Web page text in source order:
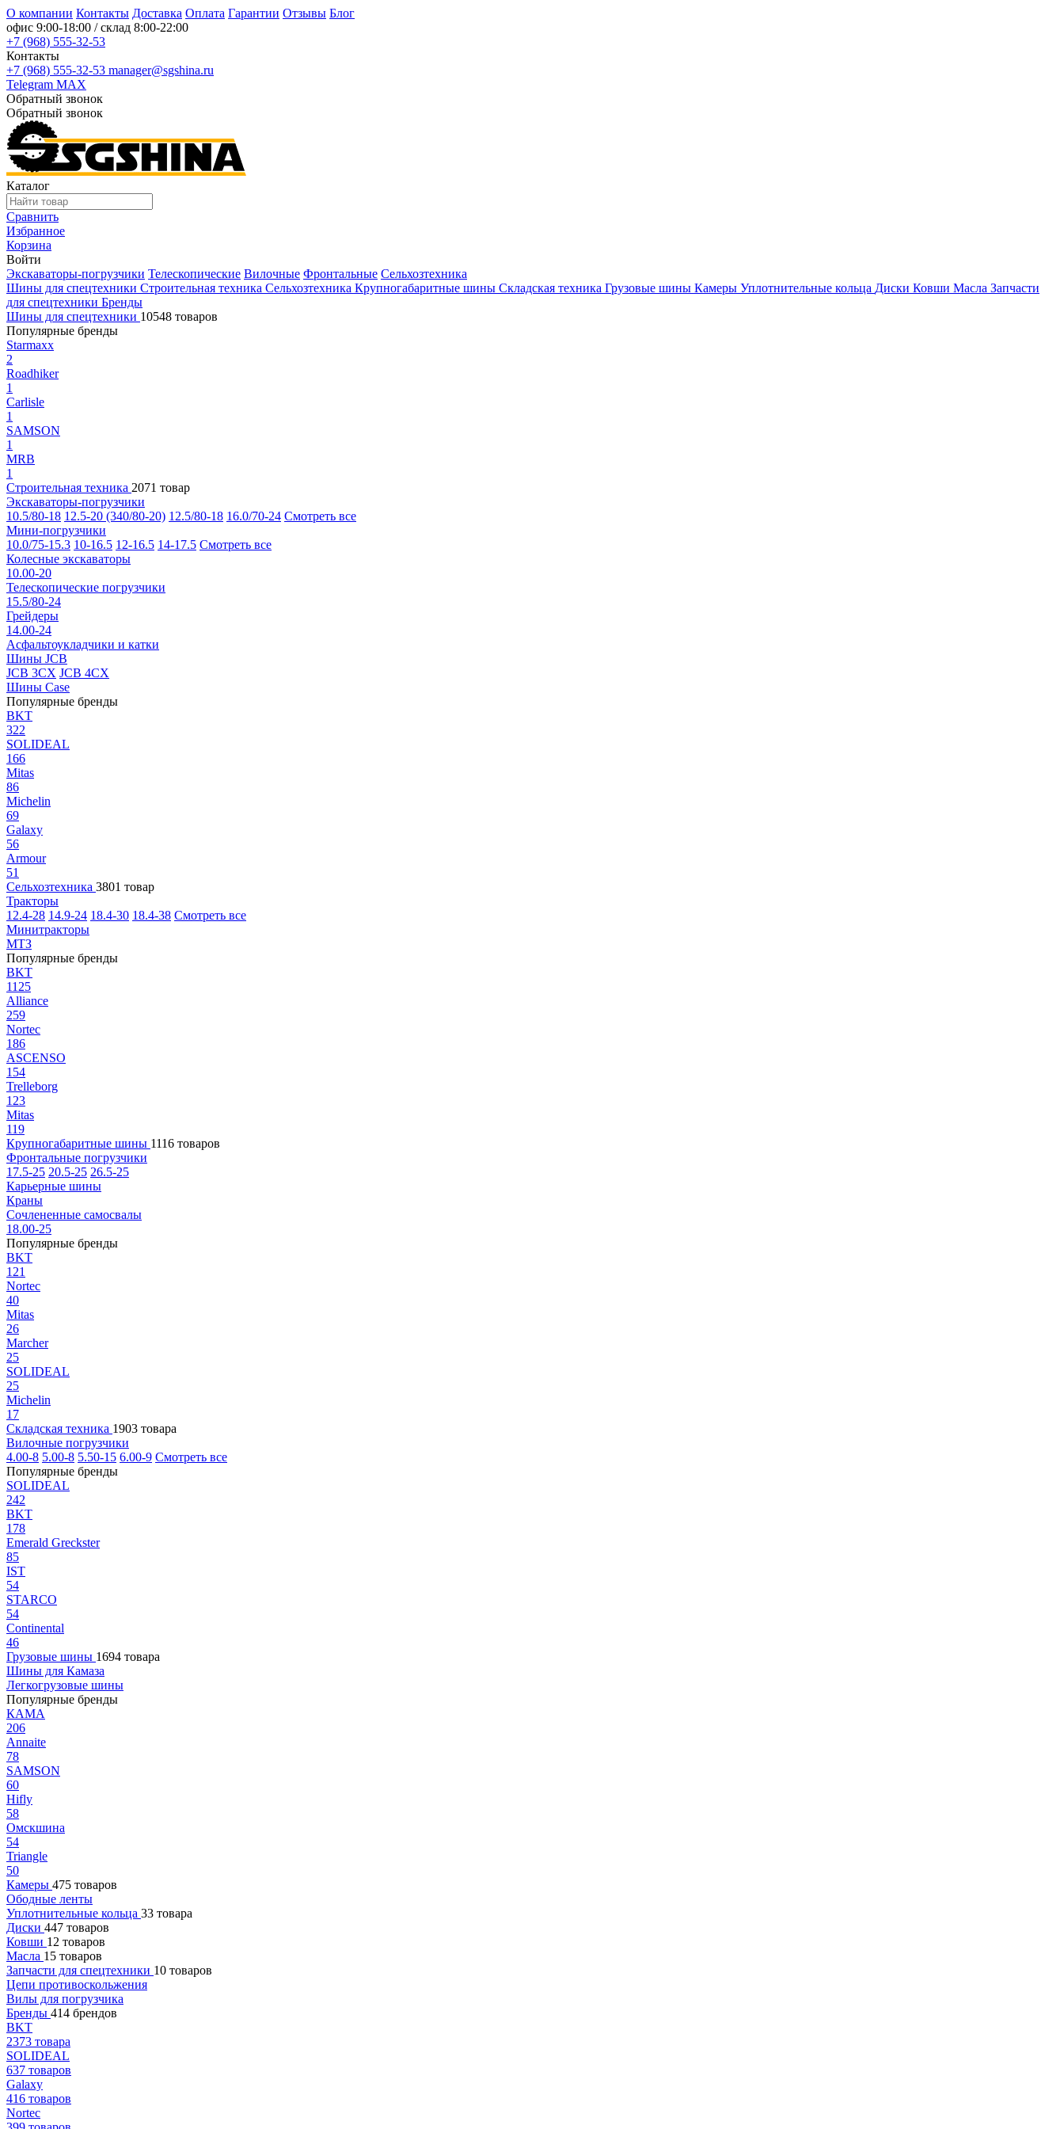
О компании Контакты Доставка Оплата Гарантии Отзывы Блог
офис 9:00-18:00 / склад 8:00-22:00
+7 (968) 555-32-53
Контакты
+7 (968) 555-32-53 manager@sgshina.ru
Telegram MAX
Обратный звонок
Обратный звонок
Каталог
Сравнить
Избранное
Корзина
Войти
Экскаваторы-погрузчики Телескопические Вилочные Фронтальные Сельхозтехника
Шины для спецтехники Строительная техника Сельхозтехника Крупногабаритные шины Складская техника Грузовые шины Камеры Уплотнительные кольца Диски Ковши Масла Запчасти
для спецтехники Бренды
Шины для спецтехники 10548 товаров
Популярные бренды
Starmaxx
2
Roadhiker
1
Carlisle
1
SAMSON
1
MRB
1
Строительная техника 2071 товар
Экскаваторы-погрузчики
10.5/80-18 12.5-20 (340/80-20) 12.5/80-18 16.0/70-24 Смотреть все
Мини-погрузчики
10.0/75-15.3 10-16.5 12-16.5 14-17.5 Смотреть все
Колесные экскаваторы
10.00-20
Телескопические погрузчики
15.5/80-24
Грейдеры
14.00-24
Асфальтоукладчики и катки
Шины JCB
JCB 3CX JCB 4CX
Шины Case
Популярные бренды
BKT
322
SOLIDEAL
166
Mitas
86
Michelin
69
Galaxy
56
Armour
51
Сельхозтехника 3801 товар
Тракторы
12.4-28 14.9-24 18.4-30 18.4-38 Смотреть все
Минитракторы
МТЗ
Популярные бренды
BKT
1125
Alliance
259
Nortec
186
ASCENSO
154
Trelleborg
123
Mitas
119
Крупногабаритные шины 1116 товаров
Фронтальные погрузчики
17.5-25 20.5-25 26.5-25
Карьерные шины
Краны
Сочлененные самосвалы
18.00-25
Популярные бренды
BKT
121
Nortec
40
Mitas
26
Marcher
25
SOLIDEAL
25
Michelin
17
Складская техника 1903 товара
Вилочные погрузчики
4.00-8 5.00-8 5.50-15 6.00-9 Смотреть все
Популярные бренды
SOLIDEAL
242
BKT
178
Emerald Greckster
85
IST
54
STARCO
54
Continental
46
Грузовые шины 1694 товара
Шины для Камаза
Легкогрузовые шины
Популярные бренды
КАМА
206
Annaite
78
SAMSON
60
Hifly
58
Омскшина
54
Triangle
50
Камеры 475 товаров
Ободные ленты
Уплотнительные кольца 33 товара
Диски 447 товаров
Ковши 12 товаров
Масла 15 товаров
Запчасти для спецтехники 10 товаров
Цепи противоскольжения
Вилы для погрузчика
Бренды 414 брендов
BKT
2373 товара
SOLIDEAL
637 товаров
Galaxy
416 товаров
Nortec